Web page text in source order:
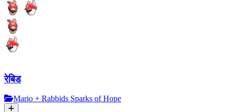
रेबिड
Mario + Rabbids Sparks of Hope